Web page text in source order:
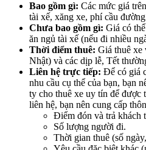
Bao gồm gì: Các mức giá
tài xế, xăng xe, phí cầu
Chưa bao gồm gì: Giá có
ăn ngủ tài xế (nếu đi nhiều
Thời điểm thuê: Giá thuê xe
Nhật) và các dịp lễ, Tết
Liên hệ trực tiếp: Để có giá
nhu cầu cụ thể của bạn, bạn
ty cho thuê xe uy tín để
liên hệ, bạn nên cung cấp
Điểm đón và trả khách
Số lượng người đi.
Thời gian thuê (số